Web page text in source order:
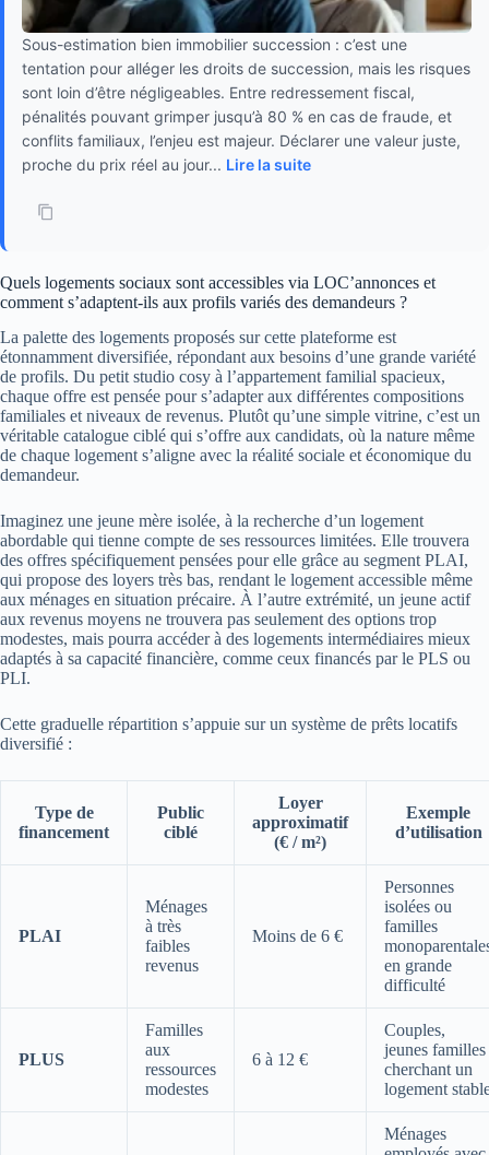
Sous-estimation bien immobilier succession : c’est une
tentation pour alléger les droits de succession, mais les risques
sont loin d’être négligeables. Entre redressement fiscal,
pénalités pouvant grimper jusqu’à 80 % en cas de fraude, et
conflits familiaux, l’enjeu est majeur. Déclarer une valeur juste,
proche du prix réel au jour... Lire la suite
Quels logements sociaux sont accessibles via LOC’annonces et
comment s’adaptent-ils aux profils variés des demandeurs ?
La palette des logements proposés sur cette plateforme est
étonnamment diversifiée, répondant aux besoins d’une grande variété
de profils. Du petit studio cosy à l’appartement familial spacieux,
chaque offre est pensée pour s’adapter aux différentes compositions
familiales et niveaux de revenus. Plutôt qu’une simple vitrine, c’est un
véritable catalogue ciblé qui s’offre aux candidats, où la nature même
de chaque logement s’aligne avec la réalité sociale et économique du
demandeur.
Imaginez une jeune mère isolée, à la recherche d’un logement
abordable qui tienne compte de ses ressources limitées. Elle trouvera
des offres spécifiquement pensées pour elle grâce au segment PLAI,
qui propose des loyers très bas, rendant le logement accessible même
aux ménages en situation précaire. À l’autre extrémité, un jeune actif
aux revenus moyens ne trouvera pas seulement des options trop
modestes, mais pourra accéder à des logements intermédiaires mieux
adaptés à sa capacité financière, comme ceux financés par le PLS ou
PLI.
Cette graduelle répartition s’appuie sur un système de prêts locatifs
diversifié :
Type de
financement
Public
ciblé
Loyer
approximatif
(€ / m²)
Exemple
d’utilisation
PLAI
Ménages
à très
faibles
revenus
Moins de 6 €
Personnes
isolées ou
familles
en grande
difficulté
PLUS
Familles
aux
ressources
modestes
6 à 12 €
Couples,
jeunes familles
cherchant un
logement
Ménages